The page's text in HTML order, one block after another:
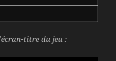
titre du jeu :